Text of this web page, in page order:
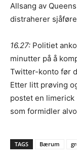
Allsang av
distraherer
16.27: Politiet
minutter på å
Twitter-konto før
Etter litt prøving
postet en
som formidler
TAGS Bærum